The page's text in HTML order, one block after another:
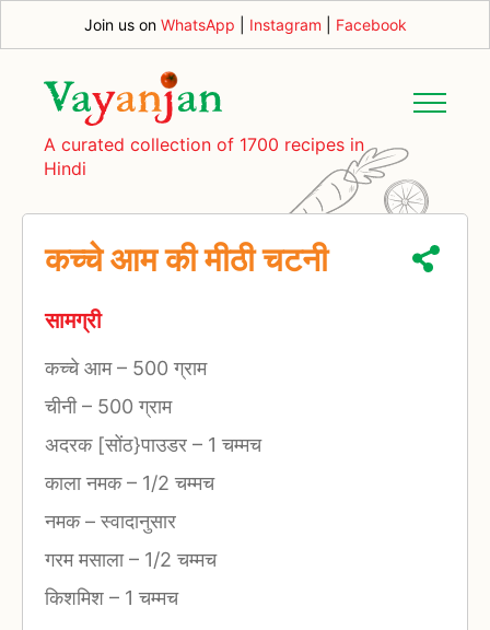
Join us on WhatsApp Instagram Facebook
A curated collection of 1700 recipes in
Hindi
कच्चे आम की मीठी चटनी
सामग्री
कच्चे आम– 500 ग्राम
चीनी– 500 ग्राम
अदरक [सोंठ}पाउडर – 1 चम्मच
काला नमक– 1/2 चम्मच
नमक–स्वादानुसार
गरम मसाला– 1/2 चम्मच
किशमिश – 1 चम्मच